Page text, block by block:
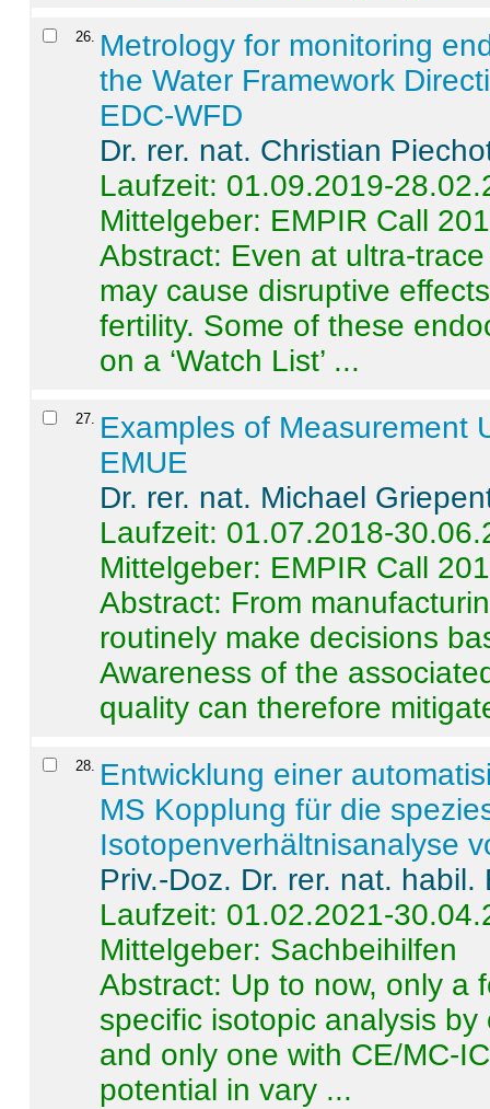
26. Metrology for monitoring
the Water Framework
EDC-WFD
Dr. rer. nat. Christian
Laufzeit: 01.09.2019-
Mittelgeber: EMPIR Call
Abstract: Even at ultra-
may cause disruptive
fertility. Some of these
on a ‘Watch List’ ...
27. Examples of Measurement
EMUE
Dr. rer. nat. Michael
Laufzeit: 01.07.2018-
Mittelgeber: EMPIR Call
Abstract: From
routinely make decisions
Awareness of the
quality can therefore
28. Entwicklung einer
MS Kopplung für die
Isotopenverhältnisanalyse
Priv.-Doz. Dr. rer. nat.
Laufzeit: 01.02.2021-
Mittelgeber: Sachbeihilfen
Abstract: Up to now, only a
specific isotopic analysis
and only one with CE/MC-
potential in vary ...